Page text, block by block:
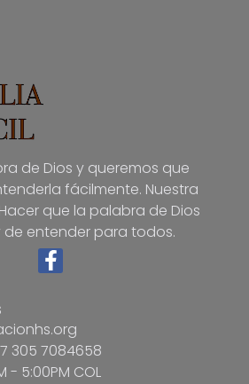
de Dios y queremos que
fácilmente. Nuestra
que la palabra de Dios
de entender para todos.
305 7084658
- 5:00PM COL